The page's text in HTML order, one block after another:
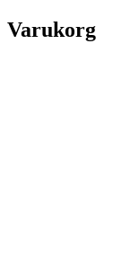
Varukorg